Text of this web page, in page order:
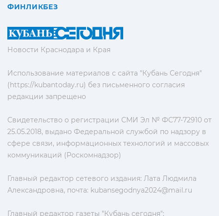
Новости Краснодара и Края
Использование материалов с сайта "Кубань Сегодня"
(https://kubantoday.ru) без письменного согласия
редакции запрещено
Свидетельство о регистрации СМИ Эл № ФС77-72910 от
25.05.2018, выдано Федеральной службой по надзору в
сфере связи, информационных технологий и массовых
коммуникаций (Роскомнадзор)
Главный редактор сетевого издания: Лата Людмила
Александровна, почта: kubansegodnya2024@mail.ru
Главный редактор газеты "Кубань сегодня":
ФИНЛИКБЕЗ